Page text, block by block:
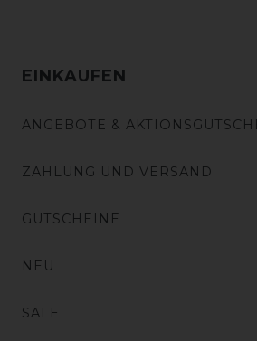
EINKAUFEN
ANGEBOTE &
ZAHLUNG UND VERSAND
GUTSCHEINE
NEU
SALE